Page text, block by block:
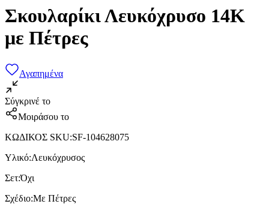
Σκουλαρίκι Λευκόχρυσο 14K
με Πέτρες
Αγαπημένα
Σύγκρινέ το
Μοιράσου το
ΚΩΔΙΚΟΣ SKU:SF-104628075
Υλικό:Λευκόχρυσος
Σετ:Όχι
Σχέδιο:Με Πέτρες